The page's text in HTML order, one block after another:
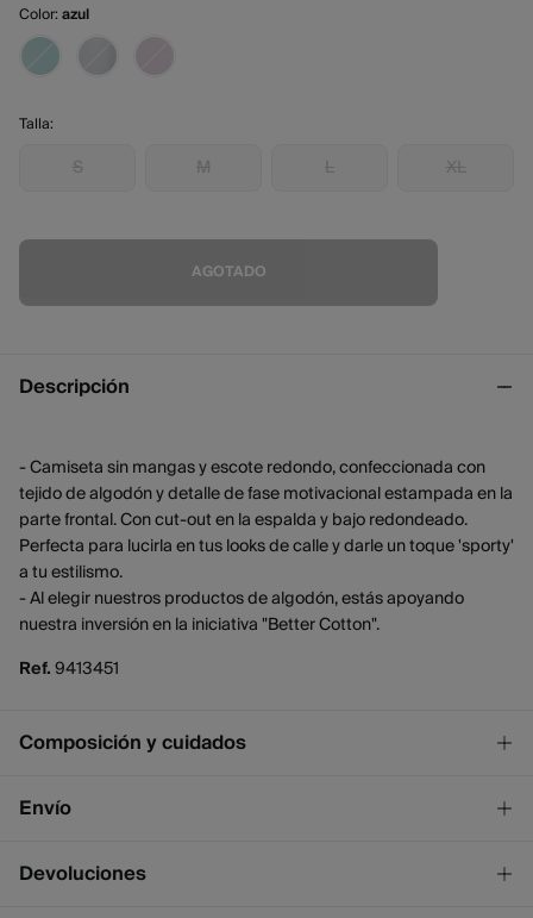
Color:azul
Talla:
S M L XL
AGOTADO
Descripción
- Camiseta sin mangas y escote redondo, confeccionada con
tejido de algodón y detalle de fase motivacional estampada en la
parte frontal. Con cut-out en la espalda y bajo redondeado.
Perfecta para lucirla en tus looks de calle y darle un toque 'sporty'
a tu estilismo.
- Al elegir nuestros productos de algodón, estás apoyando
nuestra inversión en la iniciativa "Better Cotton".
Ref.9413451
Composición y cuidados
Composición
Cuidados
Envío
Envío a tienda
¡GRATIS!
Devoluciones